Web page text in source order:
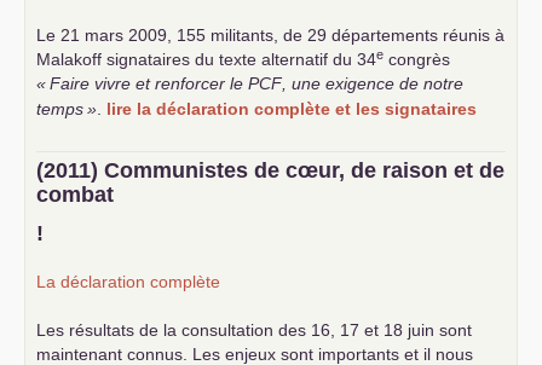
Le 21 mars 2009, 155 militants, de 29 départements réunis à
Malakoff signataires du texte alternatif du 34e congrès
«Faire vivre et renforcer le PCF , une exigence de notre
temps» lire la déclaration complète et les signataires
(2011) Communistes de cœur, de raison et de
combat
!
La déclaration complète
Les résultats de la consultation des 16, 17 et 18 juin sont
maintenant connus. Les enjeux sont importants et il nous